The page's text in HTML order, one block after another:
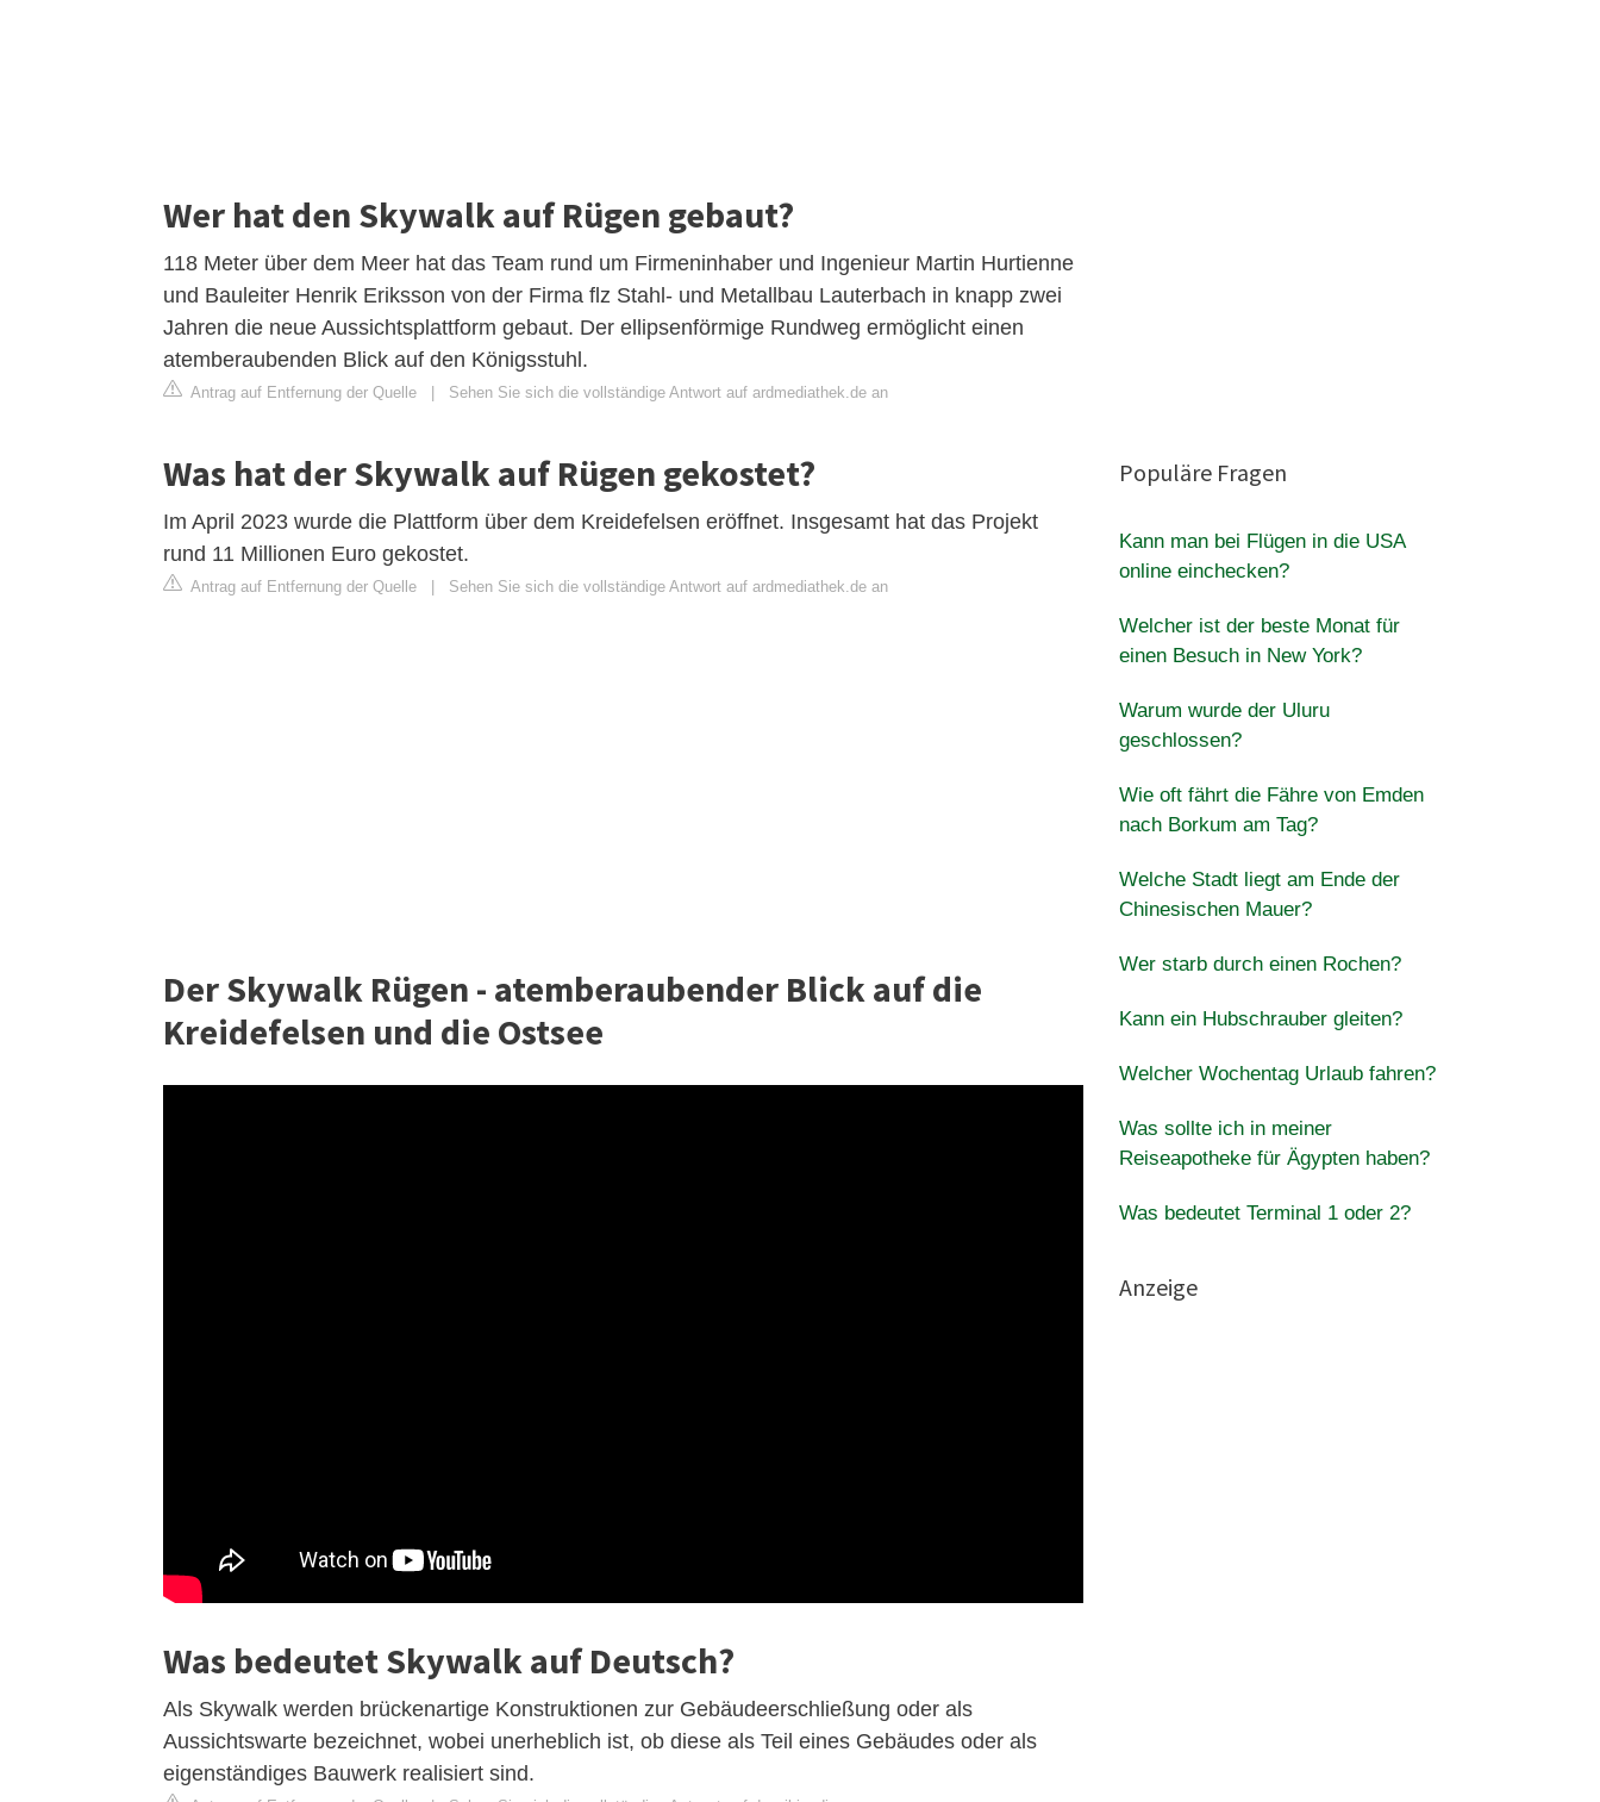
Wer hat den Skywalk auf Rügen gebaut?
118 Meter über dem Meer hat das Team rund um Firmeninhaber und Ingenieur Martin Hurtienne
und Bauleiter Henrik Eriksson von der Firma flz Stahl- und Metallbau Lauterbach in knapp zwei
Jahren die neue Aussichtsplattform gebaut. Der ellipsenförmige Rundweg ermöglicht einen
atemberaubenden Blick auf den Königsstuhl.
Antrag auf Entfernung der Quelle Sehen Sie sich die vollständige Antwort auf ardmediathek.de an
Was hat der Skywalk auf Rügen gekostet?
Im April 2023 wurde die Plattform über dem Kreidefelsen eröffnet. Insgesamt hat das Projekt
rund 11 Millionen Euro gekostet.
Antrag auf Entfernung der Quelle Sehen Sie sich die vollständige Antwort auf ardmediathek.de an
Der Skywalk Rügen - atemberaubender Blick auf die
Kreidefelsen und die Ostsee
Was bedeutet Skywalk auf Deutsch?
Als Skywalk werden brückenartige Konstruktionen zur Gebäudeerschließung oder als
Aussichtswarte bezeichnet, wobei unerheblich ist, ob diese als Teil eines Gebäudes oder als
eigenständiges Bauwerk realisiert sind.
Populäre Fragen
Kann man bei Flügen in die USA
online einchecken?
Welcher ist der beste Monat für
einen Besuch in New York?
Warum wurde der Uluru
geschlossen?
Wie oft fährt die Fähre von Emden
nach Borkum am Tag?
Welche Stadt liegt am Ende der
Chinesischen Mauer?
Wer starb durch einen Rochen?
Kann ein Hubschrauber gleiten?
Welcher Wochentag Urlaub fahren?
Was sollte ich in meiner
Reiseapotheke für Ägypten haben?
Was bedeutet Terminal 1 oder 2?
Anzeige